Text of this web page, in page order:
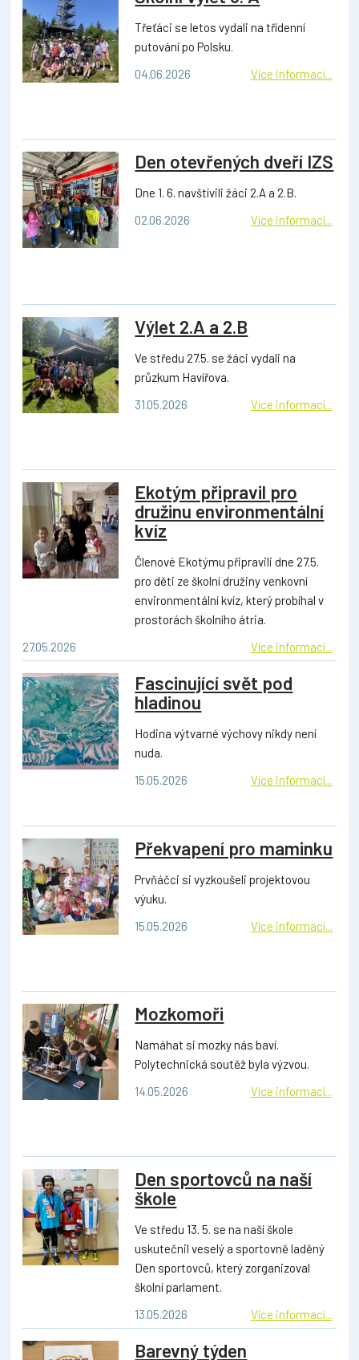
Třeťáci se letos vydali na třídenní
putování po Polsku.
04.06.2026
Více informací...
Den otevřených dveří IZS
Dne 1. 6. navštívili žáci 2.A a 2.B.
02.06.2026
Více informací...
Výlet 2.A a 2.B
Ve středu 27.5. se žáci vydali na
průzkum Havířova.
31.05.2026
Více informací...
Ekotým připravil pro
družinu environmentální
kvíz
Členové Ekotýmu připravili dne 27.5.
pro děti ze školní družiny venkovní
environmentální kvíz, který probíhal v
prostorách školního átria.
27.05.2026
Více informací...
Fascinující svět pod
hladinou
Hodina výtvarné výchovy nikdy není
nuda.
15.05.2026
Více informací...
Překvapení pro maminku
Prvňáčci si vyzkoušeli projektovou
výuku.
15.05.2026
Více informací...
Mozkomoři
Namáhat si mozky nás baví.
Polytechnická soutěž byla výzvou.
14.05.2026
Více informací...
Den sportovců na naší
škole
Ve středu 13. 5. se na naší škole
uskutečnil veselý a sportovně laděný
Den sportovců, který zorganizoval
školní parlament.
13.05.2026
Více informací...
Barevný týden